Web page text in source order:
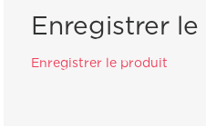
Enregistrer
Enregistrer le produit